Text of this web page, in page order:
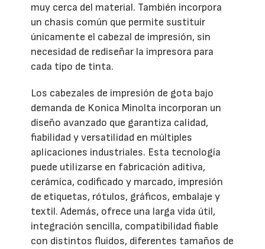
muy cerca del material. También incorpora
un chasis común que permite sustituir
únicamente el cabezal de impresión, sin
necesidad de rediseñar la impresora para
cada tipo de tinta.
Los cabezales de impresión de gota bajo
demanda de Konica Minolta incorporan un
diseño avanzado que garantiza calidad,
fiabilidad y versatilidad en múltiples
aplicaciones industriales. Esta tecnología
puede utilizarse en fabricación aditiva,
cerámica, codificado y marcado, impresión
de etiquetas, rótulos, gráficos, embalaje y
textil. Además, ofrece una larga vida útil,
integración sencilla, compatibilidad fiable
con distintos fluidos, diferentes tamaños de